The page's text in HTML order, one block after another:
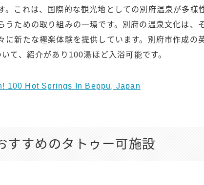
。これは、国際的な観光地としての別府温泉が多様
うための取り組みの一環です。別府の温泉文化は、
に新たな極楽体験を提供しています。別府市作成の
て、紹介があり100湯ほど入浴可能です。
100 Hot Springs In Beppu, Japan
すすめのタトゥー可施設